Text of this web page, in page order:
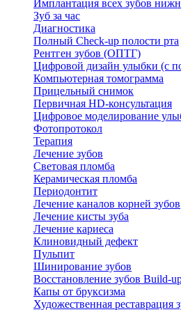
Имплантация всех зубов
Зуб за час
Диагностика
Полный Check-up полости рта
Рентген зубов (ОПТГ)
Цифровой дизайн улыбки (с
Компьютерная томограмма
Прицельный снимок
Первичная HD-консультация
Цифровое моделирование
Фотопротокол
Терапия
Лечение зубов
Световая пломба
Керамическая пломба
Периодонтит
Лечение каналов корней зубов
Лечение кисты зуба
Лечение кариеса
Клиновидный дефект
Пульпит
Шинирование зубов
Восстановление зубов Build-
Капы от бруксизма
Художественная реставрация